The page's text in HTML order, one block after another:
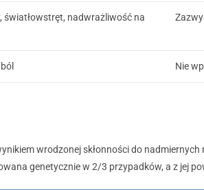
światłowstręt, nadwrażliwość na
Nie
wrodzonej skłonności do
genetycznie w 2/3 przypadków, a z jej